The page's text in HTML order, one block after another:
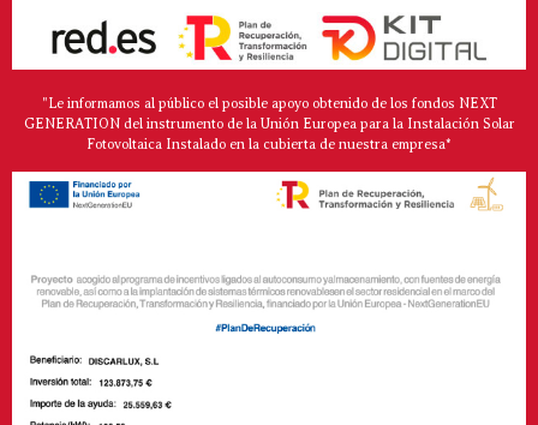
"Le informamos al público el posible apoyo obtenido de los fondos NEXT
GENERATION del instrumento de la Unión Europea para la Instalación Solar
Fotovoltaica Instalado en la cubierta de nuestra empresa*